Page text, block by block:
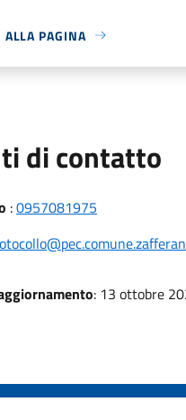
ALLA PAGINA
di contatto
:0957081975
: 13 ottobre